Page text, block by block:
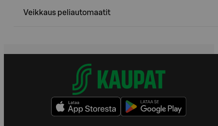
Veikkaus peliautomaatit